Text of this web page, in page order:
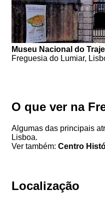
Museu Nacional do Traje
Freguesia do Lumiar,
O que ver na
Algumas das principais
Lisboa.
Ver também: Centro
Localização